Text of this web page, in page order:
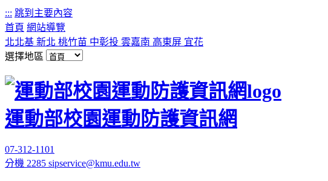
::: 跳到主要內容
首頁 網站導覽
北北基 新北 桃竹苗 中彰投 雲嘉南 高東屏 宜花
選擇地區
運動部校園運動防護資訊網
07-312-1101
分機 2285 sipservice@kmu.edu.tw